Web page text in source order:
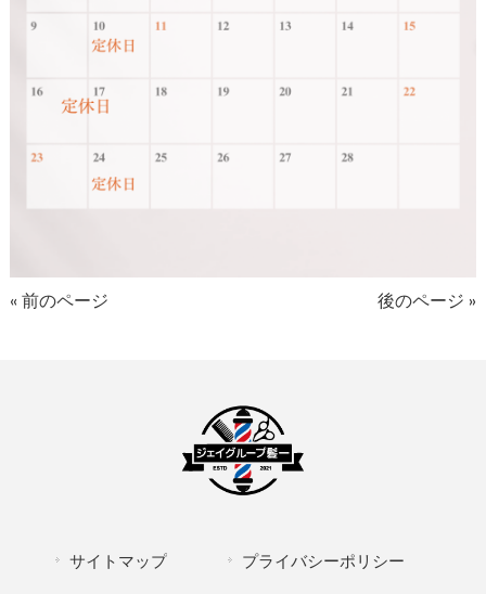
« 前のページ 後のページ »
サイトマップ プライバシーポリシー